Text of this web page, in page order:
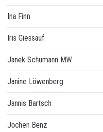
Ina Finn
Iris Giessauf
Janek Schumann MW
Janine Löwenberg
Jannis Bartsch
Jochen Benz